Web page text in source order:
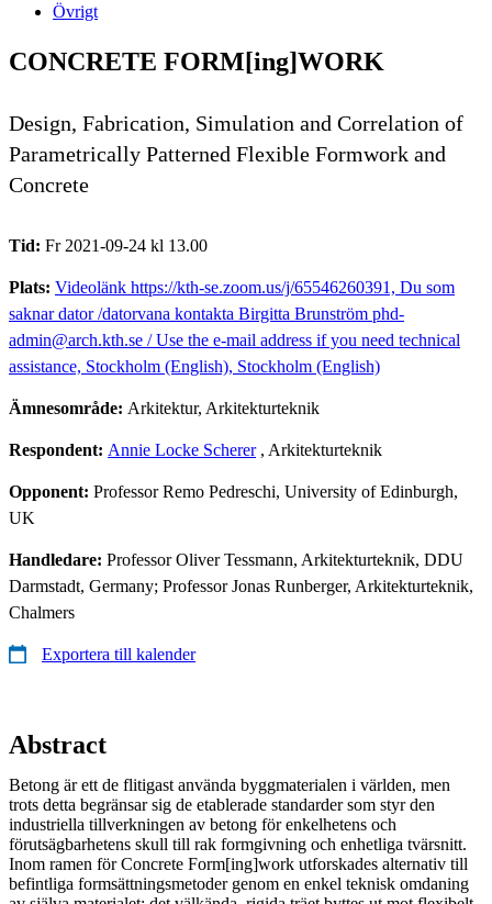
Övrigt
CONCRETE FORM[ing]WORK
Design, Fabrication, Simulation and Correlation of
Parametrically Patterned Flexible Formwork and
Concrete
Tid: Fr 2021-09-24 kl 13.00
Plats: Videolänk https://kth-se.zoom.us/j/65546260391, Du som
saknar dator /datorvana kontakta Birgitta Brunström phd-
admin@arch.kth.se / Use the e-mail address if you need technical
assistance, Stockholm (English), Stockholm (English)
Ämnesområde: Arkitektur, Arkitekturteknik
Respondent: Annie Locke Scherer, Arkitekturteknik
Opponent: Professor Remo Pedreschi, University of Edinburgh,
UK
Handledare: Professor Oliver Tessmann, Arkitekturteknik, DDU
Darmstadt, Germany; Professor Jonas Runberger, Arkitekturteknik,
Chalmers
Exportera till kalender
Abstract
Betong är ett de flitigast använda byggmaterialen i världen, men
trots detta begränsar sig de etablerade standarder som styr den
industriella tillverkningen av betong för enkelhetens och
förutsägbarhetens skull till rak formgivning och enhetliga tvärsnitt.
Inom ramen för Concrete Form[ing]work utforskades alternativ till
befintliga formsättningsmetoder genom en enkel teknisk omdaning